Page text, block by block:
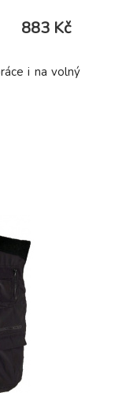
883 Kč
i na volný